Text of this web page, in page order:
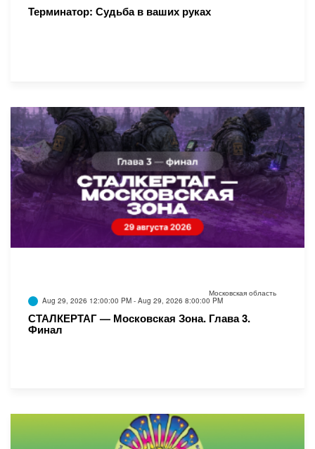
Терминатор: Судьба в ваших руках
Aug 29, 2026 12:00:00 PM - Aug 29, 2026 8:00:00 PM
Московская область
СТАЛКЕРТАГ — Московская Зона. Глава 3.
Финал